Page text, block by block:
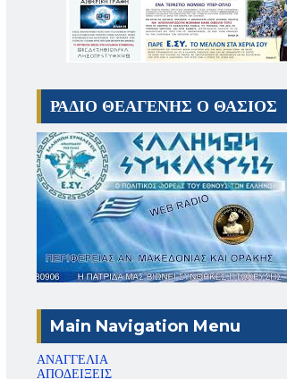
ΡΑΔΙΟ ΘΕΑΓΕΝΗΣ Ο ΘΑΣΙΟΣ
Main Navigation Menu
ΑΝΑΓΓΕΛΙΑ
ΑΠΟΔΕΙΞΕΙΣ